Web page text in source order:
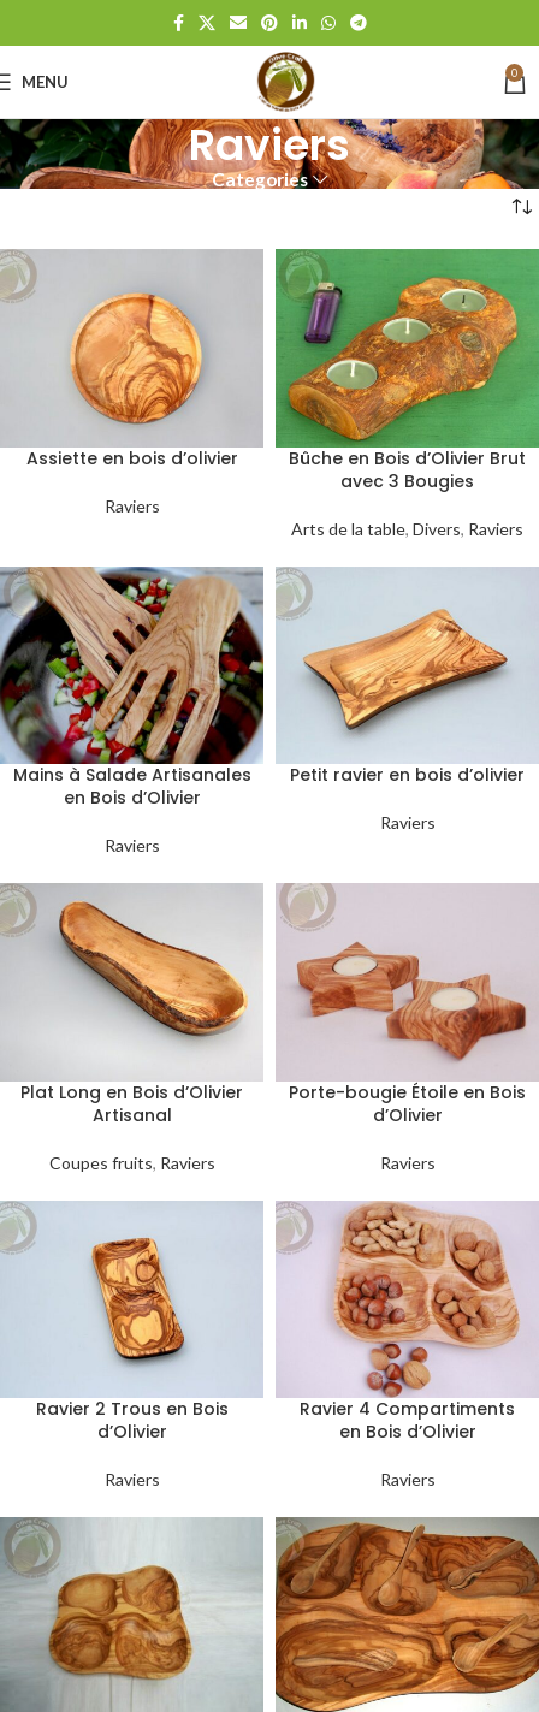
MENU 0
Raviers
Categories
Assiette en bois d’olivier
Raviers
Bûche en Bois d’Olivier Brut
avec 3 Bougies
Arts de la table, Divers, Raviers
Mains à Salade Artisanales
en Bois d’Olivier
Raviers
Petit ravier en bois d’olivier
Raviers
Plat Long en Bois d’Olivier
Artisanal
Coupes fruits, Raviers
Porte-bougie Étoile en Bois
d’Olivier
Raviers
Ravier 2 Trous en Bois
d’Olivier
Raviers
Ravier 4 Compartiments
en Bois d’Olivier
Raviers